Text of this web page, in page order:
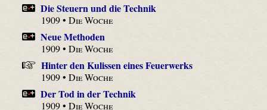
Die Steuern und die Technik
1909 •Die Woche
Neue Methoden
1909 •Die Woche
Hinter den Kulissen eines Feuerwerks
1909 •Die Woche
Der Tod in der Technik
1909 •Die Woche